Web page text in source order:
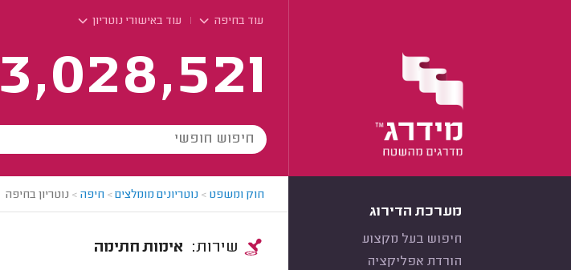
עוד בחיפה עוד באישורי נוטריון
3,028,521
מערכת הדירוג
חיפוש בעל מקצוע
הורדת אפליקציה
חוק ומשפט > נוטריונים מומלצים> חיפה > נוטריון בחיפה
אימות חתימה